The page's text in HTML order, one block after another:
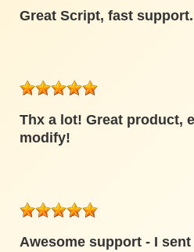
Great Script, fast
Thx a lot! Great product,
modify!
Awesome support - I sent